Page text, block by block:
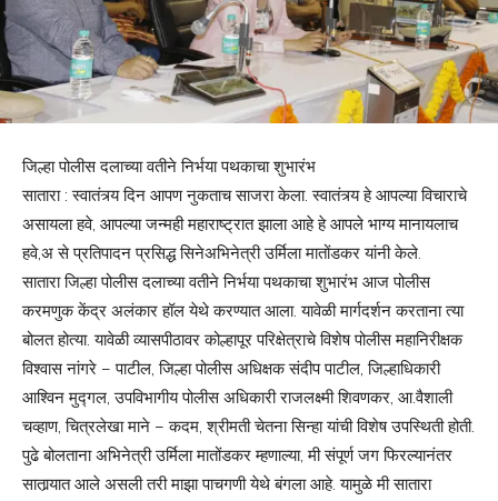
जिल्हा पोलीस दलाच्या वतीने निर्भया पथकाचा शुभारंभ
सातारा : स्वातंत्र्य दिन आपण नुकताच साजरा केला. स्वातंत्र्य हे आपल्या विचाराचे
असायला हवे, आपल्या जन्मही महाराष्ट्रात झाला आहे हे आपले भाग्य मानायलाच
हवे,अ से प्रतिपादन प्रसिद्ध सिनेअभिनेत्री उर्मिला मातोंडकर यांनी केले.
सातारा जिल्हा पोलीस दलाच्या वतीने निर्भया पथकाचा शुभारंभ आज पोलीस
करमणुक केंद्र अलंकार हॉल येथे करण्यात आला. यावेळी मार्गदर्शन करताना त्या
बोलत होत्या. यावेळी व्यासपीठावर कोल्हापूर परिक्षेत्राचे विशेष पोलीस महानिरीक्षक
विश्‍वास नांगरे – पाटील, जिल्हा पोलीस अधिक्षक संदीप पाटील, जिल्हाधिकारी
आश्‍विन मुद्गल, उपविभागीय पोलीस अधिकारी राजलक्ष्मी शिवणकर, आ.वैशाली
चव्हाण, चित्रलेखा माने – कदम, श्रीमती चेतना सिन्हा यांची विशेष उपस्थिती होती.
पुढे बोलताना अभिनेत्री उर्मिला मातोंडकर म्हणाल्या, मी संपूर्ण जग फिरल्यानंतर
सातार्‍यात आले असली तरी माझा पाचगणी येथे बंगला आहे. यामुळे मी सातारा